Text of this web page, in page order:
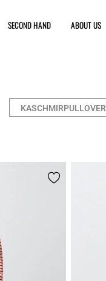
SECOND HAND ABOUT US
KASCHMIRPULLOVER